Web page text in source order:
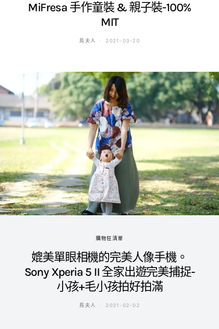
MiFresa 手作童裝 & 親子裝-100%
MIT
鳥夫人 2021-03-20
購物狂清單
媲美單眼相機的完美人像手機。
Sony Xperia 5 II 全家出遊完美捕捉-
小孩+毛小孩拍好拍滿
鳥夫人 2021-02-02